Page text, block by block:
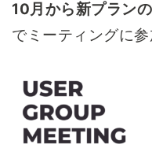
10月から新プラン
でミーティングに